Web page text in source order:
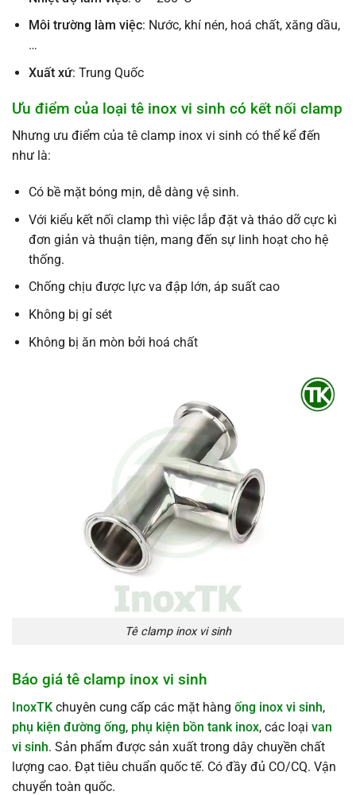
Môi trường làm việc: Nước, khí nén, hoá chất, xăng dầu,
…
Xuất xứ: Trung Quốc
Ưu điểm của loại tê inox vi sinh có kết nối clamp
Nhưng ưu điểm của tê clamp inox vi sinh có thể kể đến
như là:
Có bề mặt bóng mịn, dễ dàng vệ sinh.
Với kiểu kết nối clamp thì việc lắp đặt và tháo dỡ cực kì
đơn giản và thuận tiện, mang đến sự linh hoạt cho hệ
thống.
Chống chịu được lực va đập lớn, áp suất cao
Không bị gỉ sét
Không bị ăn mòn bởi hoá chất
Tê clamp inox vi sinh
Báo giá tê clamp inox vi sinh
InoxTK chuyên cung cấp các mặt hàng ống inox vi sinh,
phụ kiện đường ống, phụ kiện bồn tank inox, các loại van
vi sinh. Sản phẩm được sản xuất trong dây chuyền chất
lượng cao. Đạt tiêu chuẩn quốc tế. Có đầy đủ CO/CQ. Vận
chuyển toàn quốc.